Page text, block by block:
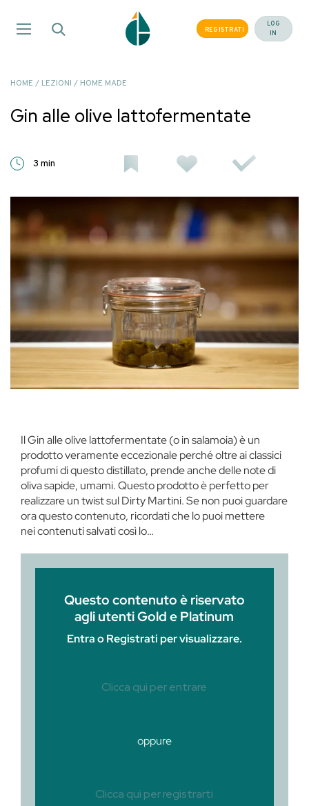
REGISTRATI
LOG
IN
HOME / LEZIONI / HOME MADE
Gin alle olive lattofermentate
3 min
Il Gin alle olive lattofermentate (o in salamoia) è un
prodotto veramente eccezionale perché oltre ai classici
profumi di questo distillato, prende anche delle note di
oliva sapide, umami. Questo prodotto è perfetto per
realizzare un twist sul Dirty Martini. Se non puoi guardare
ora questo contenuto, ricordati che lo puoi mettere
nei contenuti salvati così lo…
Questo contenuto è riservato
agli utenti Gold e Platinum
Entra o Registrati per visualizzare.
Clicca qui per entrare
oppure
Clicca qui per registrarti